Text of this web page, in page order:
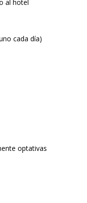
al hotel
cada día)
optativas